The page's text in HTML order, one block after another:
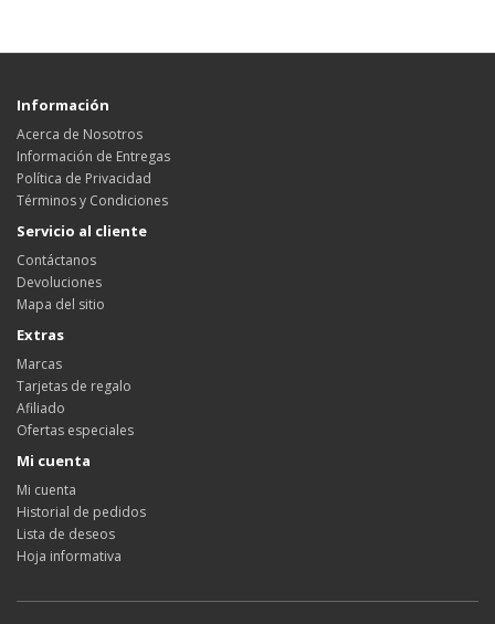
Información
Acerca de Nosotros
Información de Entregas
Política de Privacidad
Términos y Condiciones
Servicio al cliente
Contáctanos
Devoluciones
Mapa del sitio
Extras
Marcas
Tarjetas de regalo
Afiliado
Ofertas especiales
Mi cuenta
Mi cuenta
Historial de pedidos
Lista de deseos
Hoja informativa